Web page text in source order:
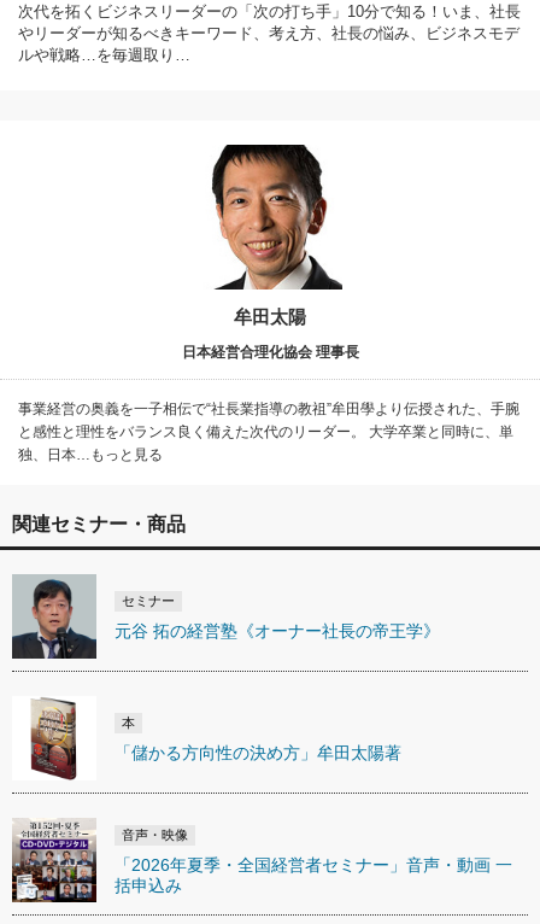
次代を拓くビジネスリーダーの「次の打ち手」10分で知る！いま、社長
やリーダーが知るべきキーワード、考え方、社長の悩み、ビジネスモデ
ルや戦略…を毎週取り…
牟田太陽
日本経営合理化協会 理事長
事業経営の奥義を一子相伝で“社長業指導の教祖”牟田學より伝授された、手腕
と感性と理性をバランス良く備えた次代のリーダー。 大学卒業と同時に、単
独、日本…もっと見る
関連セミナー・商品
セミナー
元谷 拓の経営塾《オーナー社長の帝王学》
本
「儲かる方向性の決め方」牟田太陽著
音声・映像
「2026年夏季・全国経営者セミナー」音声・動画 一
括申込み